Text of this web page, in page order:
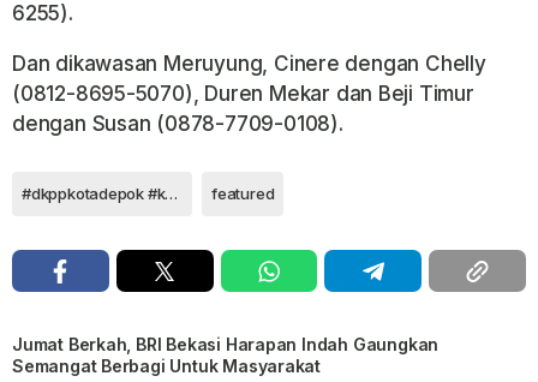
6255).
Dan dikawasan Meruyung, Cinere dengan Chelly
(0812-8695-5070), Duren Mekar dan Beji Timur
dengan Susan (0878-7709-0108).
#dkppkotadepok #kotadepok featured
Jumat Berkah, BRI Bekasi Harapan Indah Gaungkan
Semangat Berbagi Untuk Masyarakat